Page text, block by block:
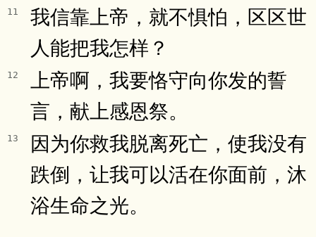
11
我信靠上帝，就不惧怕，区区世
人能把我怎样？
12
上帝啊，我要恪守向你发的誓
言，献上感恩祭。
13
因为你救我脱离死亡，使我没有
跌倒，让我可以活在你面前，沐
浴生命之光。